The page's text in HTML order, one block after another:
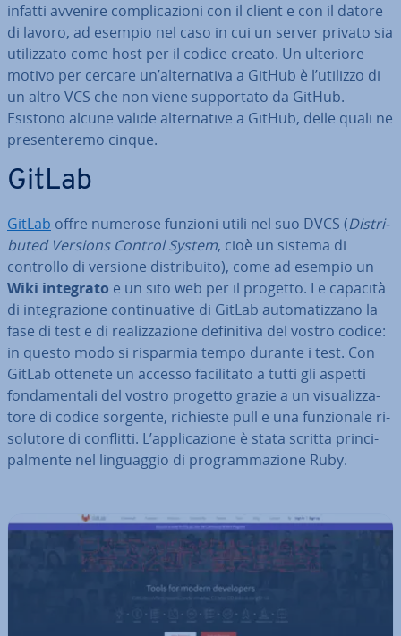
infatti avvenire com­pli­ca­zio­ni con il client e con il datore
di lavoro, ad esempio nel caso in cui un server privato sia
uti­liz­za­to come host per il codice creato. Un ulteriore
motivo per cercare un’al­ter­na­ti­va a GitHub è l’utilizzo di
un altro VCS che non viene sup­por­ta­to da GitHub.
Esistono alcune valide al­ter­na­ti­ve a GitHub, delle quali ne
pre­sen­te­re­mo cinque.
GitLab
GitLab offre numerose funzioni utili nel suo DVCS (Di­stri­
bu­ted Versions Control System, cioè un sistema di
controllo di versione di­stri­bui­to), come ad esempio un
Wiki integrato e un sito web per il progetto. Le capacità
di in­te­gra­zio­ne con­ti­nua­ti­ve di GitLab au­to­ma­tiz­za­no la
fase di test e di rea­liz­za­zio­ne de­fi­ni­ti­va del vostro codice:
in questo modo si risparmia tempo durante i test. Con
GitLab ottenete un accesso fa­ci­li­ta­to a tutti gli aspetti
fon­da­men­ta­li del vostro progetto grazie a un vi­sua­liz­za­
to­re di codice sorgente, richieste pull e una fun­zio­na­le ri­
so­lu­to­re di conflitti. L’ap­pli­ca­zio­ne è stata scritta prin­ci­
pal­men­te nel lin­guag­gio di pro­gram­ma­zio­ne Ruby.